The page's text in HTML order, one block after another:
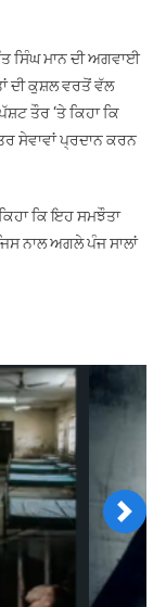
ਸਿੰਘ ਮਾਨ ਦੀ ਅਗਵਾਈ
ਦੀ ਕੁਸ਼ਲ ਵਰਤੋਂ ਵੱਲ
ਤੌਰ ‘ਤੇ ਕਿਹਾ ਕਿ
ਸੇਵਾਵਾਂ ਪ੍ਰਦਾਨ ਕਰਨ
ਕਿ ਇਹ ਸਮਝੌਤਾ
ਨਾਲ ਅਗਲੇ ਪੰਜ ਸਾਲਾਂ
Next